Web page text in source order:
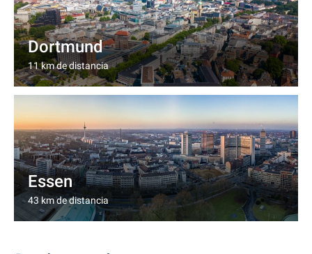
Dortmund
11 km de distancia
Essen
43 km de distancia